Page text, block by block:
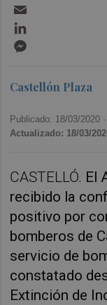
Castellón Plaza
Publicado: 18/03/2020 ·
Actualizado: 18/03/
CASTELLÓ. El
recibido la
positivo por
bomberos de
servicio de
constatado
Extinción de